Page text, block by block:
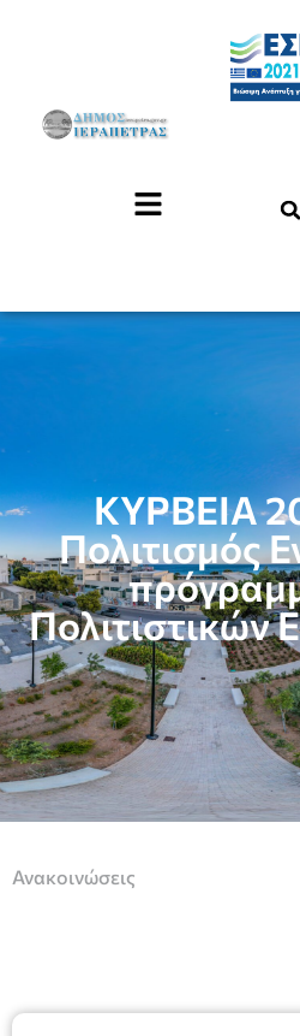
ΚΥΡΒΕΙΑ
Πολιτισμός
Πολιτιστικών
Ανακοινώσεις